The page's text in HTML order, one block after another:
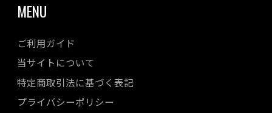
MENU
ご利用ガイド
当サイトについて
特定商取引法に基づく表記
プライバシーポリシー